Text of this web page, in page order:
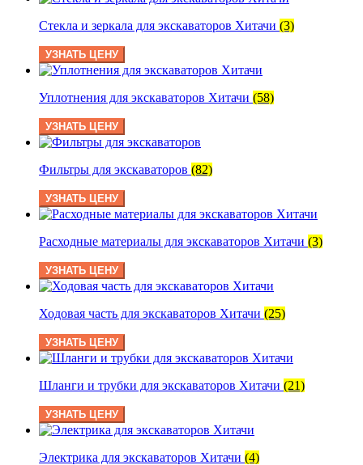
Стекла и зеркала для экскаваторов Хитачи (3)
УЗНАТЬ ЦЕНУ
Уплотнения для экскаваторов Хитачи (58)
УЗНАТЬ ЦЕНУ
Фильтры для экскаваторов (82)
УЗНАТЬ ЦЕНУ
Расходные материалы для экскаваторов Хитачи (3)
УЗНАТЬ ЦЕНУ
Ходовая часть для экскаваторов Хитачи (25)
УЗНАТЬ ЦЕНУ
Шланги и трубки для экскаваторов Хитачи (21)
УЗНАТЬ ЦЕНУ
Электрика для экскаваторов Хитачи (4)